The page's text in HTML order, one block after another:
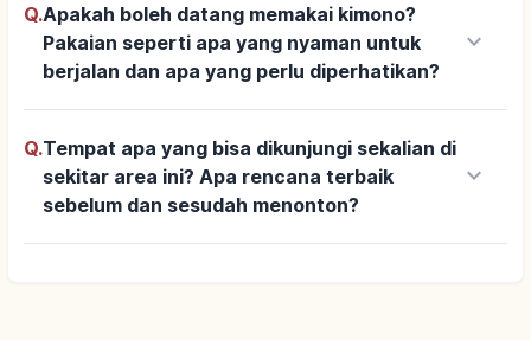
Q.Apakah boleh datang memakai kimono?
Pakaian seperti apa yang nyaman untuk
berjalan dan apa yang perlu diperhatikan?
keyboard_arrow_down
Q.Tempat apa yang bisa dikunjungi sekalian di
sekitar area ini? Apa rencana terbaik
sebelum dan sesudah menonton?
keyboard_arrow_down